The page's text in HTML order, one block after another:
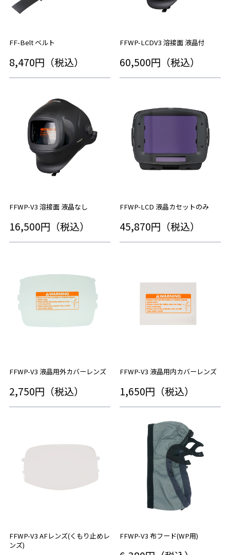
FF-Belt ベルト
8,470円（税込）
FFWP-LCDV3 溶接面 液晶付
60,500円（税込）
FFWP-V3 溶接面 液晶なし
16,500円（税込）
FFWP-LCD 液晶カセットのみ
45,870円（税込）
FFWP-V3 液晶用外カバーレンズ
2,750円（税込）
FFWP-V3 液晶用内カバーレンズ
1,650円（税込）
FFWP-V3 AFレンズ(くもり止めレ
ンズ)
FFWP-V3 布フード(WP用)